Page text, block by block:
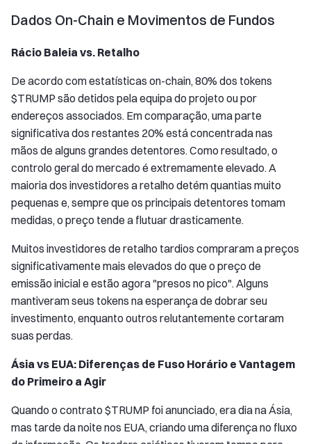
Dados On-Chain e Movimentos de Fundos
Rácio Baleia vs. Retalho
De acordo com estatísticas on-chain, 80% dos tokens
$TRUMP são detidos pela equipa do projeto ou por
endereços associados. Em comparação, uma parte
significativa dos restantes 20% está concentrada nas
mãos de alguns grandes detentores. Como resultado, o
controlo geral do mercado é extremamente elevado. A
maioria dos investidores a retalho detém quantias muito
pequenas e, sempre que os principais detentores tomam
medidas, o preço tende a flutuar drasticamente.
Muitos investidores de retalho tardios compraram a preços
significativamente mais elevados do que o preço de
emissão inicial e estão agora "presos no pico". Alguns
mantiveram seus tokens na esperança de dobrar seu
investimento, enquanto outros relutantemente cortaram
suas perdas.
Ásia vs EUA: Diferenças de Fuso Horário e Vantagem
do Primeiro a Agir
Quando o contrato $TRUMP foi anunciado, era dia na Ásia,
mas tarde da noite nos EUA, criando uma diferença no fluxo